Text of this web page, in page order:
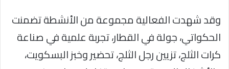
وقد شهدت الفعالية مجموعة من الأنشطة تضمنت
الحكواتي، جولة في القطار، تجربة علمية في صناعة
كرات الثلج، تزيين رجل الثلج، تحضير وخبز البسكويت،